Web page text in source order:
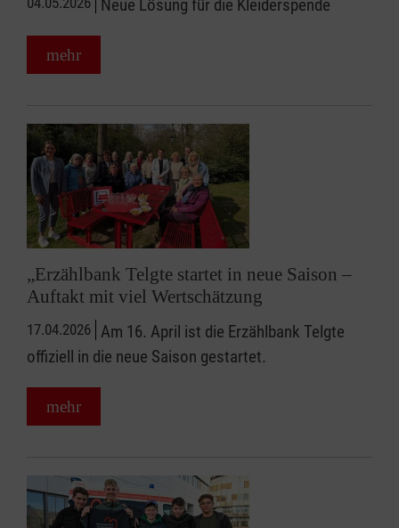
Neue Lösung für die Kleiderspende
mehr
„Erzählbank Telgte startet in neue Saison –
Auftakt mit viel Wertschätzung
17.04.2026 Am 16. April ist die Erzählbank Telgte
offiziell in die neue Saison gestartet.
mehr